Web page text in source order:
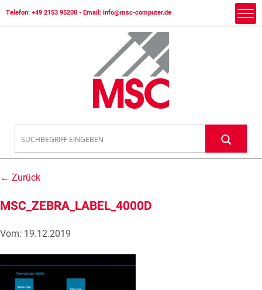
Telefon: +49 2153 95200 • Email: info@msc-computer.de
← Zurück
MSC_ZEBRA_LABEL_4000D
Vom: 19.12.2019